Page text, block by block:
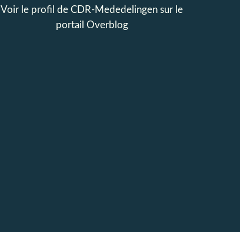
Voir le profil de CDR-Mededelingen sur le
portail Overblog